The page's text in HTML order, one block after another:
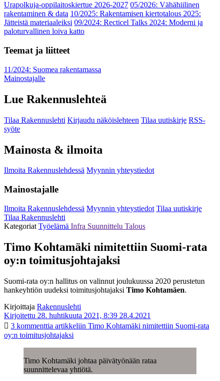
Urapolkuja-oppilaitoskiertue 2026-2027 05/2026: Vähähiilinen
rakentaminen & data 10/2025: Rakentamisen kiertotalous 2025:
Jätteistä materiaaleiksi 09/2024: Recticel Talks 2024: Moderni ja
paloturvallinen loiva katto
Teemat ja liitteet
11/2024: Suomea rakentamassa
Mainostajalle
Lue Rakennuslehteä
Tilaa Rakennuslehti Kirjaudu näköislehteen Tilaa uutiskirje RSS-
syöte
Mainosta & ilmoita
Ilmoita Rakennuslehdessä Myynnin yhteystiedot
Mainostajalle
Ilmoita Rakennuslehdessä Myynnin yhteystiedot Tilaa uutiskirje
Tilaa Rakennuslehti
Kategoriat Työelämä Infra Suunnittelu Talous
Timo Kohtamäki nimitettiin Suomi-rata
oy:n toimitusjohtajaksi
Suomi-rata oy:n hallitus on valinnut joulukuussa 2020 perustetun
hankeyhtiön uudeksi toimitusjohtajaksi Timo Kohtamäen.
Kirjoittaja Rakennuslehti
Kirjoitettu 28. huhtikuuta 2021, 8:39 28.4.2021
3 kommenttia artikkeliin Timo Kohtamäki nimitettiin Suomi-rata
oy:n toimitusjohtajaksi
Timo Kohtamäki johtaa päivätyönään rataa
suunnittelevaa yhtiötä.